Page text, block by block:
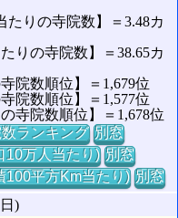
たりの寺院数】＝3.48カ
りの寺院数】＝38.65カ
院数順位】＝1,679位
院数順位】＝1,577位
寺院数順位】＝1,678位
ランキング 別窓
10万人当たり) 別窓
100平方Km当たり) 別窓
)